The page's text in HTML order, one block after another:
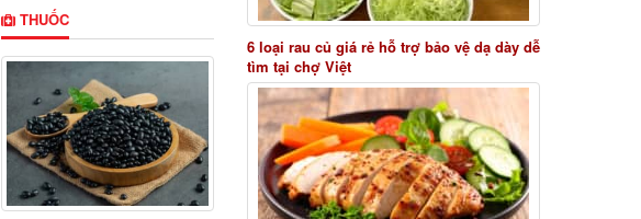
THUỐC
6 loại rau củ giá rẻ hỗ trợ bảo vệ dạ dày dễ
tìm tại chợ Việt